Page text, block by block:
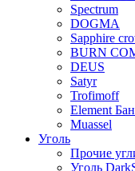
Spectrum
DOGMA
Sapphire
BURN
DEUS
Satyr
Trofimoff
Element
Muassel
Уголь
Прочие
Уголь